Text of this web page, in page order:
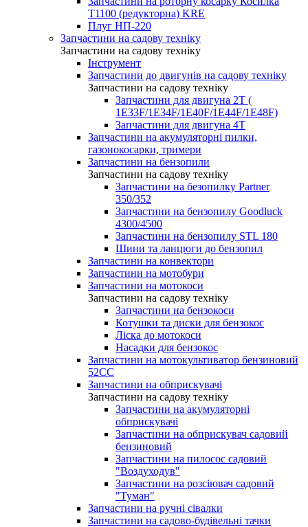
T1100 (редукторна) KRE
Плуг НП-220
Запчастини на садову техніку
Запчастини на садову техніку
Інструмент
Запчастини до двигунів на садову техніку
Запчастини на садову техніку
Запчастини для двигуна 2Т (
1Е33F/1E34F/1Е40F/1E44F/1Е48F)
Запчастини для двигуна 4Т
Запчастини на акумуляторні пилки,
газонокосарки, тримери
Запчастини на бензопили
Запчастини на садову техніку
Запчастини на безопилку Partner
350/352
Запчастини на бензопилу Goodluck
4300/4500
Запчастини на бензопилу STL 180
Шини та ланцюги до бензопил
Запчастини на конвектори
Запчастини на мотобури
Запчастини на мотокоси
Запчастини на садову техніку
Запчастини на бензокоси
Котушки та диски для бензокос
Ліска до мотокоси
Насадки для бензокос
Запчастини на мотокультиватор бензиновий
52СС
Запчастини на обприскувачі
Запчастини на садову техніку
Запчастини на акумуляторні
обприскувачі
Запчастини на обприскувач садовий
бензиновий
Запчастини на пилосос садовий
"Воздуходув"
Запчастини на розсіювач садовий
"Туман"
Запчастини на ручні сівалки
Запчастини на садово-будівельні тачки